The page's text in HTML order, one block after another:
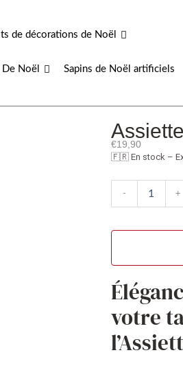
de décorations de Noël
Noël Sapins de Noël artificiels
€19,90
🇫🇷 En stock –
-
Etoiles
+
votre